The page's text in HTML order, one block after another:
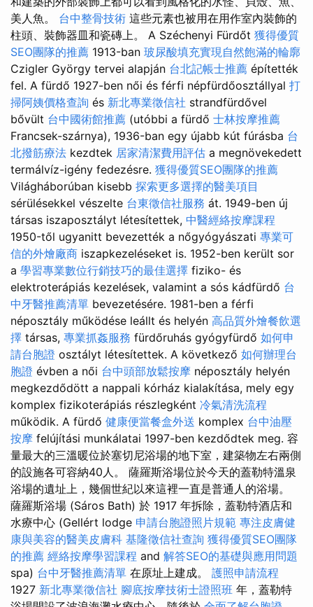
美人魚。 台中整骨技術 這些元素也被用在用作室內裝飾的
柱頭、裝飾器皿和瓷磚上。 A Széchenyi Fürdőt 獲得優質
SEO團隊的推薦 1913-ban 玻尿酸填充實現自然飽滿的輪廓
Czigler György tervei alapján 台北記帳士推薦 építették
fel. A fürdő 1927-ben női és férfi népfürdőosztállyal 打
掃阿姨價格查詢 és 新北專業徵信社 strandfürdővel
bővült 台中國術館推薦 (utóbbi a fürdő 士林按摩推薦
Francsek-szárnya), 1936-ban egy újabb kút fúrásba 台
北撥筋療法 kezdtek 居家清潔費用評估 a megnövekedett
termálvíz-igény fedezésre. 獲得優質SEO團隊的推薦
Világháborúban kisebb 探索更多選擇的醫美項目
sérülésekkel vészelte 台東徵信社服務 át. 1949-ben új
társas iszaposztályt létesítettek, 中醫經絡按摩課程
1950-től ugyanitt bevezették a nőgyógyászati 專業可
信的外燴廠商 iszapkezeléseket is. 1952-ben került sor
a 學習專業數位行銷技巧的最佳選擇 fiziko- és
elektroterápiás kezelések, valamint a sós kádfürdő 台
中牙醫推薦清單 bevezetésére. 1981-ben a férfi
néposztály működése leállt és helyén 高品質外燴餐飲選
擇 társas, 專業抓姦服務 fürdőruhás gyógyfürdő 如何申
請台胞證 osztályt létesítettek. A következő 如何辦理台
胞證 évben a női 台中頭部放鬆按摩 néposztály helyén
megkezdődött a nappali kórház kialakítása, mely egy
komplex fizikoterápiás részlegként 冷氣清洗流程
működik. A fürdő 健康便當餐盒外送 komplex 台中油壓
按摩 felújítási munkálatai 1997-ben kezdődtek meg. 容
量最大的三溫暖位於塞切尼浴場的地下室，建築物左右兩側
的設施各可容納40人。 薩羅斯浴場位於今天的蓋勒特溫泉
浴場的遺址上，幾個世紀以來這裡一直是普通人的浴場。
薩羅斯浴場 (Sáros Bath) 於 1917 年拆除，蓋勒特酒店和
水療中心 (Gellért lodge 申請台胞證照片規範 專注皮膚健
康與美容的醫美皮膚科 基隆徵信社查詢 獲得優質SEO團隊
的推薦 經絡按摩學習課程 and 解答SEO的基礎與應用問題
spa) 台中牙醫推薦清單 在原址上建成。 護照申請流程
1927 新北專業徵信社 腳底按摩技術士證照班 年，蓋勒特